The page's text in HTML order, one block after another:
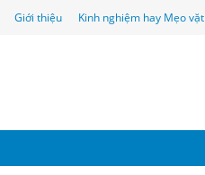
Giới thiệu Kinh nghiệm hay Mẹo vặt